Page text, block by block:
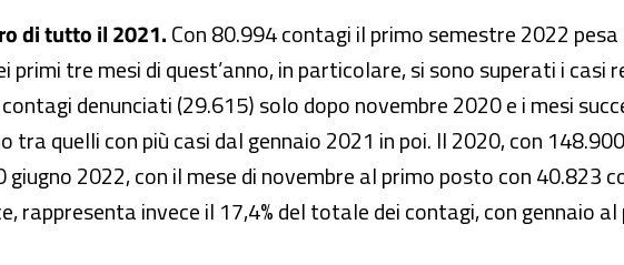
di tutto il 2021.Con 80.994 contagi il primo semestre 2022
tre mesi di quest’anno, in particolare, si sono superati i casi
denunciati (29.615) solo dopo novembre 2020 e i mesi
quelli con più casi dal gennaio 2021 in poi. Il 2020, con
2022, con il mese di novembre al primo posto con 40.823
rappresenta invece il 17,4% del totale dei contagi, con gennaio